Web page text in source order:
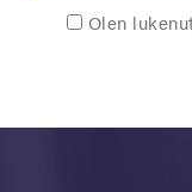
Olen